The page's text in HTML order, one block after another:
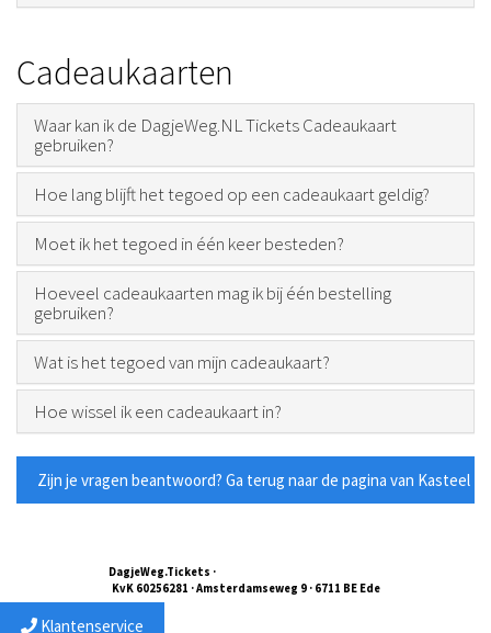
Cadeaukaarten
Waar kan ik de DagjeWeg.NL Tickets Cadeaukaart
gebruiken?
Hoe lang blijft het tegoed op een cadeaukaart geldig?
Moet ik het tegoed in één keer besteden?
Hoeveel cadeaukaarten mag ik bij één bestelling
gebruiken?
Wat is het tegoed van mijn cadeaukaart?
Hoe wissel ik een cadeaukaart in?
Zijn je vragen beantwoord? Ga terug naar de pagina van Kasteel
DagjeWeg.Tickets ·
KvK 60256281 · Amsterdamseweg 9 · 6711 BE Ede
Klantenservice